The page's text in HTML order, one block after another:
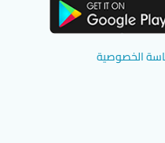
الخصوصية